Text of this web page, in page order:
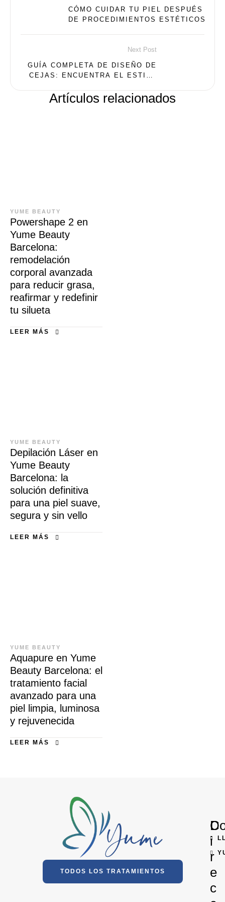
CÓMO CUIDAR TU PIEL DESPUÉS
DE PROCEDIMIENTOS ESTÉTICOS
Next Post
GUÍA COMPLETA DE DISEÑO DE
CEJAS: ENCUENTRA EL ESTILO
Artículos relacionados
YUME BEAUTY
Powershape 2 en
Yume Beauty
Barcelona:
remodelación
corporal avanzada
para reducir grasa,
reafirmar y redefinir
tu silueta
LEER MÁS
YUME BEAUTY
Depilación Láser en
Yume Beauty
Barcelona: la
solución definitiva
para una piel suave,
segura y sin vello
LEER MÁS
YUME BEAUTY
Aquapure en Yume
Beauty Barcelona: el
tratamiento facial
avanzado para una
piel limpia, luminosa
y rejuvenecida
LEER MÁS
TODOS LOS TRATAMIENTOS
D
i
r
e
c